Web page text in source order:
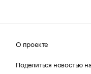
О проекте
Поделиться новостью